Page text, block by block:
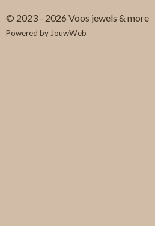
© 2023 - 2026 Voos jewels & more
Powered byJouwWeb